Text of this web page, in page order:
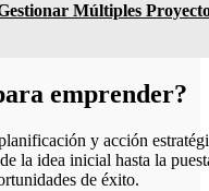
Múltiples
emprender?
y acción
la idea inicial hasta la
de éxito.